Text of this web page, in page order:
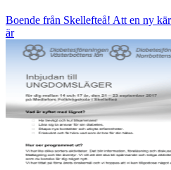
Boende från Skellefteå! Att en ny
är